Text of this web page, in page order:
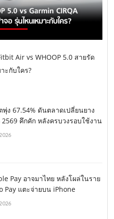
Air vs WHOOP 5.0 สายรัด
ะกับใคร?
พุ่ง 67.54% ดันตลาดเปลี่ยนยาง
2569 คึกคัก หลังครบวงรอบใช้งาน
Pay อาจมาไทย หลังโผล่ในราย
Pay แตะจ่ายบน iPhone